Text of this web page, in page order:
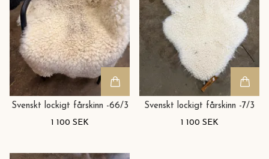
Svenskt lockigt fårskinn -66/3
1 100 SEK
Svenskt lockigt fårskinn -7/3
1 100 SEK